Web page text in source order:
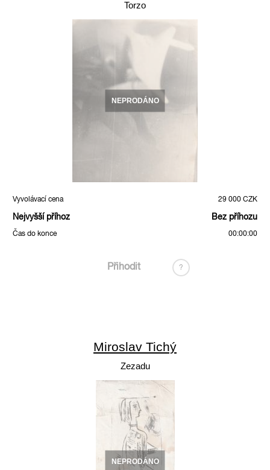
Torzo
NEPRODÁNO
Vyvolávací cena 29 000 CZK
Nejvyšší příhoz Bez příhozu
Čas do konce 00:00:00
Přihodit ?
Miroslav Tichý
Zezadu
NEPRODÁNO